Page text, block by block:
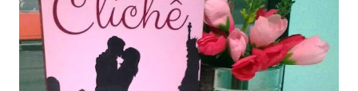
de Ardalan. Todos têm uma missão nessa guerra mesmo que
ainda um pouco indefinida. Aelin deixa Ardalan nas mãos de seu
Rei e segue com sua corte para casa, para finalmente rever seu
lar, Terrasen. Com um novo rei no trono, Chaol Westfall passa a